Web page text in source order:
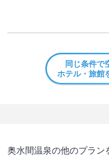
同じ条件で
ホテル・旅館
奥水間温泉の他のプラン